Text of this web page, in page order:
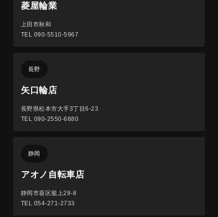
菱屋輪業
上田市秋和
TEL 090-5510-5967
長野
矢口輪店
長野県松本市大手3丁目6-23
TEL 090-2550-6880
静岡
アオノ自転車店
静岡市葵区籠上28-8
TEL 054-271-2733